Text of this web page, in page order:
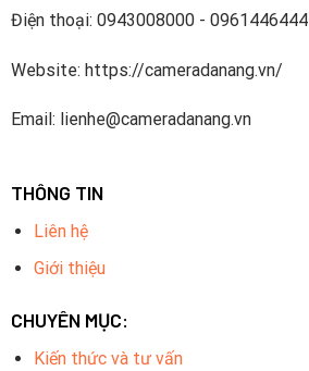
Điện thoại: 0943008000 - 0961446444
Website: https://cameradanang.vn/
Email: lienhe@cameradanang.vn
THÔNG TIN
Liên hệ
Giới thiệu
CHUYÊN MỤC:
Kiến thức và tư vấn